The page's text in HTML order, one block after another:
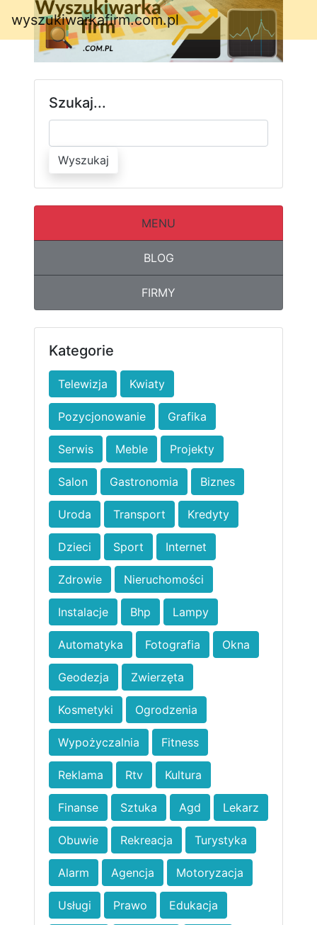
wyszukiwarkafirm.com.pl
Szukaj...
Wyszukaj
MENU
BLOG
FIRMY
Kategorie
Telewizja Kwiaty
Pozycjonowanie Grafika
Serwis Meble Projekty
Salon Gastronomia Biznes
Uroda Transport Kredyty
Dzieci Sport Internet
Zdrowie Nieruchomości
Instalacje Bhp Lampy
Automatyka Fotografia Okna
Geodezja Zwierzęta
Kosmetyki Ogrodzenia
Wypożyczalnia Fitness
Reklama Rtv Kultura
Finanse Sztuka Agd Lekarz
Obuwie Rekreacja Turystyka
Alarm Agencja Motoryzacja
Usługi Prawo Edukacja